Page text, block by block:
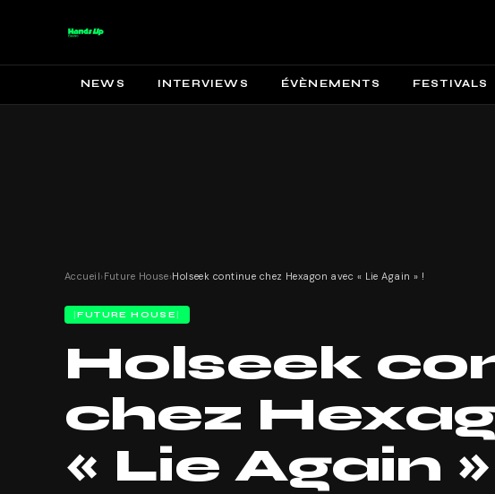
NEWS INTERVIEWS ÉVÈNEMENTS FESTIVALS
Accueil› Future House›Holseek continue chez Hexagon avec « Lie Again » !
FUTURE HOUSE
Holseek
chez
« Lie Again »